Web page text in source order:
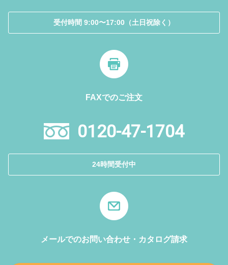
受付時間 9:00〜17:00（土日祝除く）
FAXでのご注文
0120-47-1704
24時間受付中
メールでのお問い合わせ・カタログ請求